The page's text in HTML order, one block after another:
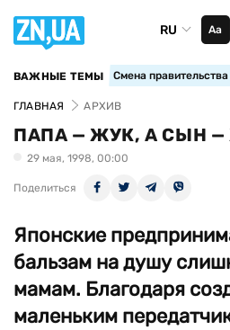
RU Аа
ВАЖНЫЕ ТЕМЫ Смена
ГЛАВНАЯ АРХИВ
ПАПА — ЖУК, А СЫН
29 мая, 1998, 00:00
Поделиться
Японские
бальзам на душу
мамам. Благодаря
маленьким